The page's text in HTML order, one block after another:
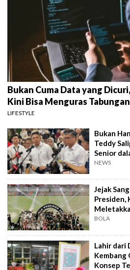
Bukan Cuma Data yang
Kini Bisa Menguras Tabungan
LIFESTYLE
Bukan
Teddy
Senior
NEWS
Jejak
Presiden,
BOLA
Lahir dari
Kembang
Konsep